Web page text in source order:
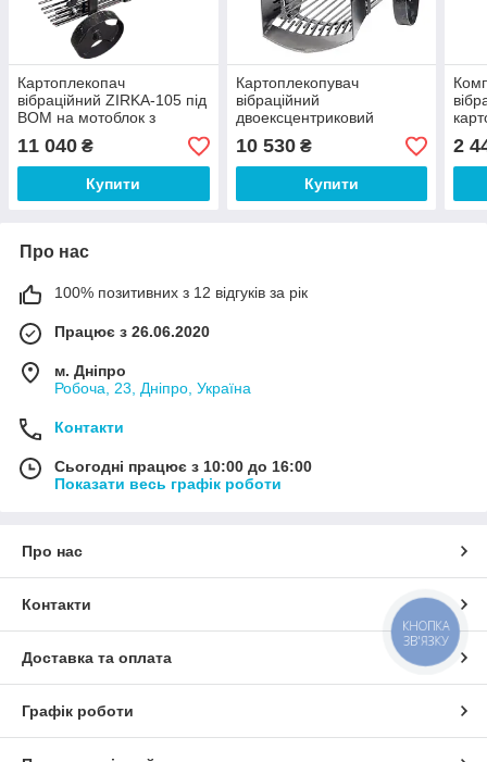
Картоплекопач
вібраційний ZIRKA-105 під
ВОМ на мотоблок з
ходозменшувачем (без
карданного валу) (КК18)
11 040 ₴
Купити
Картоплекопувач
вібраційний
двоексцентриковий
ZIRKA-105 (КК9)
10 530₴
Купити
105
2
Про нас
100% позитивних з 12 відгуків за рік
Працює з 26.06.2020
м. Дніпро
Робоча, 23, Дніпро, Україна
Контакти
Сьогодні працює з 10:00 до 16:00
Показати весь графік роботи
Про нас
Контакти
Доставка та оплата
Графік роботи
КНОПКА
ЗВ'ЯЗКУ